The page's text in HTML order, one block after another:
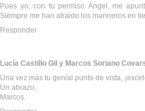
Pues yo, con tu permiso Ángel, me
Siempre me han atraido los marineros en
Responder
Lucía Castillo Gil y Marcos Soriano
Una vez más tu genial punto de vista,
Un abrazo.
Marcos.